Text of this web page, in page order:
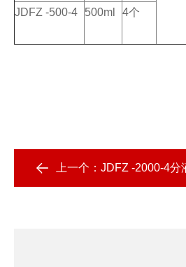
JDFZ -500-4 500ml 4个
上一个： JDFZ -2000-4分